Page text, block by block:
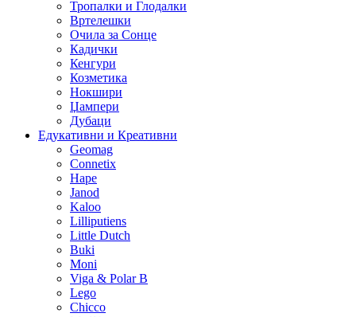
Тропалки и Глодалки
Вртелешки
Очила за Сонце
Кадички
Кенгури
Козметика
Нокшири
Џампери
Дубаци
Едукативни и Креативни
Geomag
Connetix
Hape
Janod
Kaloo
Lilliputiens
Little Dutch
Buki
Moni
Viga & Polar B
Lego
Chicco